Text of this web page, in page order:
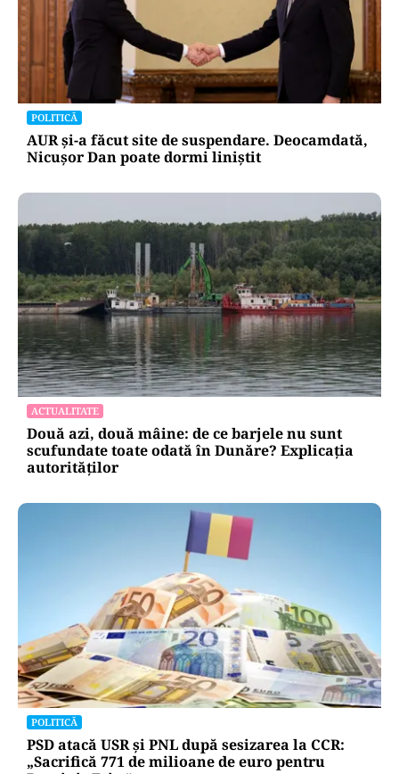
POLITICĂ
AUR și-a făcut site de suspendare. Deocamdată,
Nicușor Dan poate dormi liniștit
ACTUALITATE
Două azi, două mâine: de ce barjele nu sunt
scufundate toate odată în Dunăre? Explicația
autorităților
POLITICĂ
PSD atacă USR și PNL după sesizarea la CCR:
„Sacrifică 771 de milioane de euro pentru